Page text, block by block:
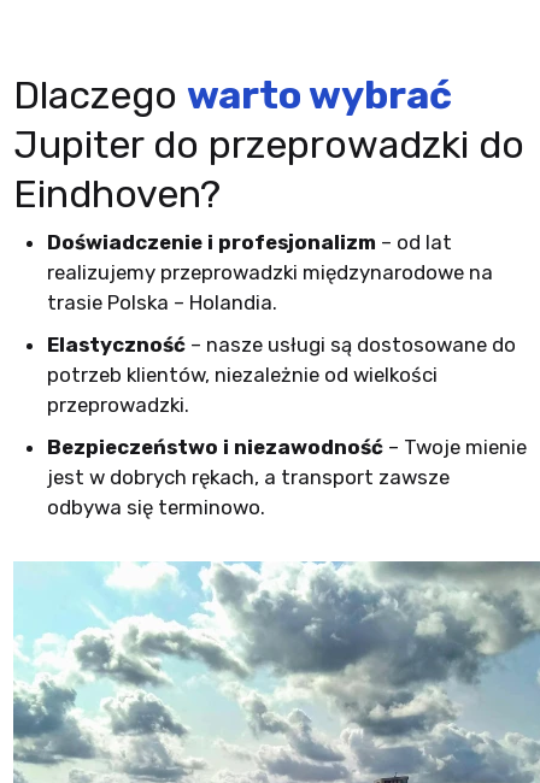
Dlaczego warto wybrać
Jupiter do przeprowadzki do
Eindhoven?
Doświadczenie i profesjonalizm – od lat
realizujemy przeprowadzki międzynarodowe na
trasie Polska – Holandia.
Elastyczność– nasze usługi są dostosowane do
potrzeb klientów, niezależnie od wielkości
przeprowadzki.
Bezpieczeństwo i niezawodność– Twoje mienie
jest w dobrych rękach, a transport zawsze
odbywa się terminowo.